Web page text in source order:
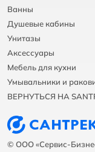
© ООО «Сервис-
Ванны
Душевые кабины
Унитазы
Аксессуары
Мебель для кухни
Умывальники и
ВЕРНУТЬСЯ НА